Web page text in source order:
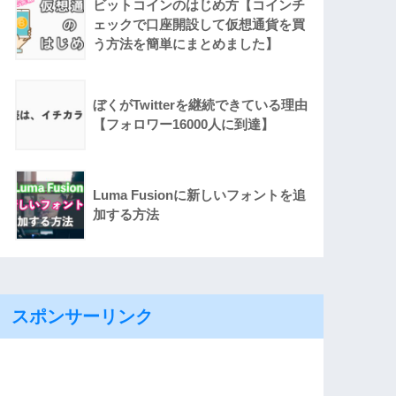
ビットコインのはじめ方【コインチ
ェックで口座開設して仮想通貨を買
う方法を簡単にまとめました】
ぼくがTwitterを継続できている理由
【フォロワー16000人に到達】
Luma Fusionに新しいフォントを追
加する方法
スポンサーリンク